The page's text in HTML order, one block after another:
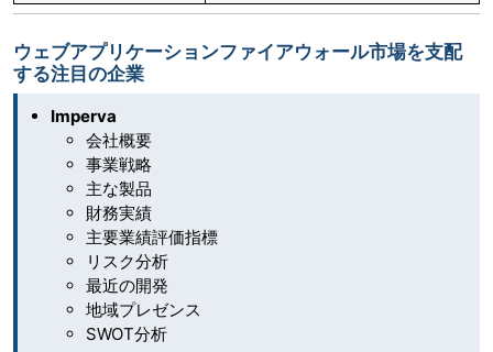
ウェブアプリケーションファイアウォール市場を支配
する注目の企業
Imperva
会社概要
事業戦略
主な製品
財務実績
主要業績評価指標
リスク分析
最近の開発
地域プレゼンス
SWOT分析